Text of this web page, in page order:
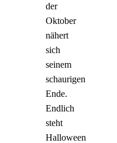
der
Oktober
nähert
sich
seinem
schaurigen
Ende.
Endlich
steht
Halloween